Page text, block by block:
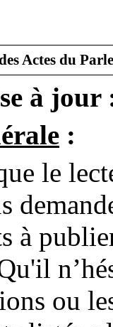
Actes du
à jour
:
le
à
ou